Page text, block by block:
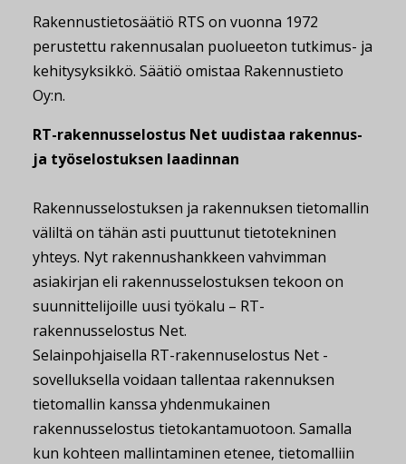
Rakennustietosäätiö RTS on vuonna 1972
perustettu rakennusalan puolueeton tutkimus- ja
kehitysyksikkö. Säätiö omistaa Rakennustieto
Oy:n.
RT-rakennusselostus Net uudistaa rakennus-
ja työselostuksen laadinnan
Rakennusselostuksen ja rakennuksen tietomallin
väliltä on tähän asti puuttunut tietotekninen
yhteys. Nyt rakennushankkeen vahvimman
asiakirjan eli rakennusselostuksen tekoon on
suunnittelijoille uusi työkalu – RT-
rakennusselostus Net.
Selainpohjaisella RT-rakennuselostus Net -
sovelluksella voidaan tallentaa rakennuksen
tietomallin kanssa yhdenmukainen
rakennusselostus tietokantamuotoon. Samalla
kun kohteen mallintaminen etenee, tietomalliin